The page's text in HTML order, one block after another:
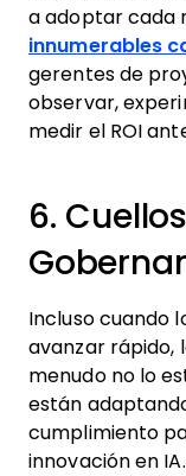
a adoptar cada
innumerables
gerentes de
observar,
medir el ROI
6.
Incluso cuando
avanzar rápido,
menudo no lo
están
cumplimiento
innovación en IA.